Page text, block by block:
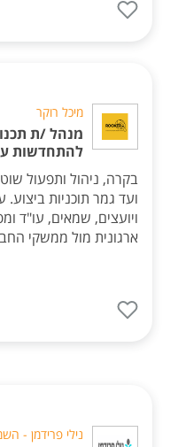
מיכל רוקר
מנהל /ת
להתחדשות
בקרה, ניהול ותפעול
ועד גמר תוכניות
ויועצים, שמאים, עו"ד
ארגונית מול ממשקי
נילי פרידמן -